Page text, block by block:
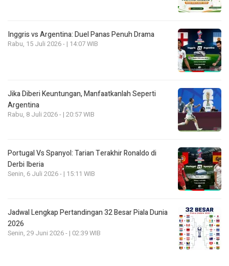
Inggris vs Argentina: Duel Panas Penuh Drama
Rabu, 15 Juli 2026 - | 14:07 WIB
Jika Diberi Keuntungan, Manfaatkanlah Seperti
Argentina
Rabu, 8 Juli 2026 - | 20:57 WIB
Portugal Vs Spanyol: Tarian Terakhir Ronaldo di
Derbi Iberia
Senin, 6 Juli 2026 - | 15:11 WIB
Jadwal Lengkap Pertandingan 32 Besar Piala Dunia
2026
Senin, 29 Juni 2026 - | 02:39 WIB